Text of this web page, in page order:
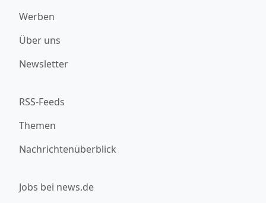
Werben
Über uns
Newsletter
RSS-Feeds
Themen
Nachrichtenüberblick
Jobs bei news.de